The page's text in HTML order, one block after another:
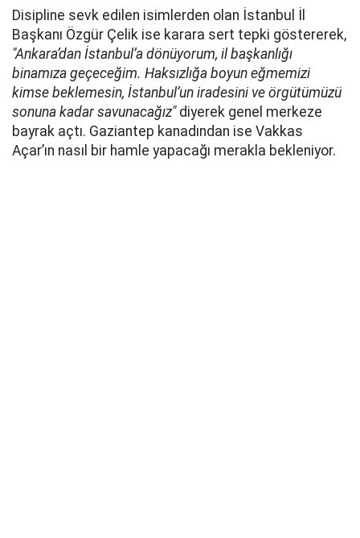
Disipline sevk edilen isimlerden olan İstanbul İl
Başkanı Özgür Çelik ise karara sert tepki göstererek,
"Ankara’dan İstanbul’a dönüyorum, il başkanlığı
binamıza geçeceğim. Haksızlığa boyun eğmemizi
kimse beklemesin, İstanbul’un iradesini ve örgütümüzü
sonuna kadar savunacağız"diyerek genel merkeze
bayrak açtı. Gaziantep kanadından ise Vakkas
Açar’ın nasıl bir hamle yapacağı merakla bekleniyor.